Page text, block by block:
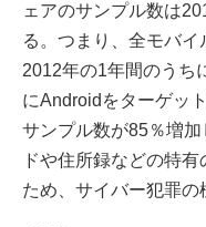
ェアのサンプル数は
る。つまり、全モバ
2012年の1年間のうち
にAndroidをターゲッ
サンプル数が85％増
ドや住所録などの特
ため、サイバー犯罪の